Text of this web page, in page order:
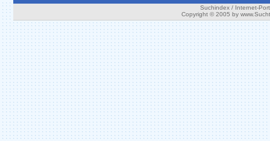
Suchindex / Internet-
Copyright © 2005 by